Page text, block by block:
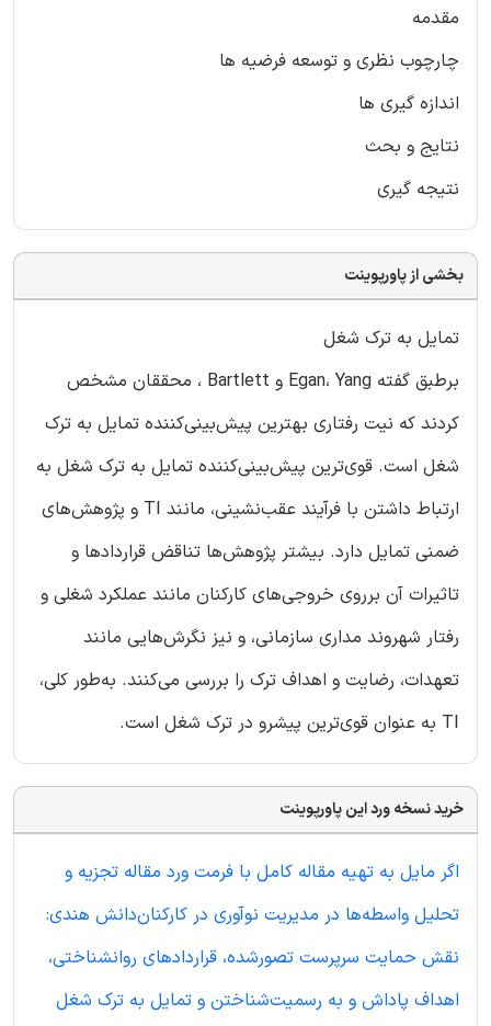
مقدمه
چارچوب نظری و توسعه فرضیه ها
اندازه گیری ها
نتایج و بحث
نتیجه گیری
بخشی از پاورپوینت
تمایل به ترک شغل
برطبق گفته Egan، Yang و Bartlett ، محققان مشخص
کردند که نیت رفتاری بهترین پیش‌بینی‌کننده تمایل به ترک
‌شغل است. قوی‌ترین پیش‌بینی‌کننده تمایل به ترک‌ شغل به
ارتباط داشتن با فرآیند عقب‌نشینی، مانند TI و پژوهش‌های
ضمنی تمایل دارد. بیشتر پژوهش‌ها تناقض قراردادها و
تاثیرات آن برروی خروجی‌های‌‌ کارکنان مانند عملکرد شغلی و
رفتار شهروند مداری سازمانی، و نیز نگرش‌هایی مانند
تعهدات، رضایت و اهداف ترک را بررسی می‌کنند. به‌طور کلی،
TI به عنوان قوی‌ترین پیشرو در ترک‌ شغل است.
خرید نسخه ورد این پاورپوینت
اگر مایل به تهیه مقاله کامل با فرمت ورد مقاله تجزیه و
تحلیل واسطه‌ها در مدیریت نوآوری در کارکنان‌دانش هندی:
نقش حمایت سرپرست تصورشده، قراردادهای روانشناختی،
اهداف پاداش و به رسمیت‌شناختن و تمایل به ترک شغل